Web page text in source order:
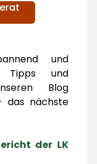
und
Tipps und
Blog
das nächste
der LK